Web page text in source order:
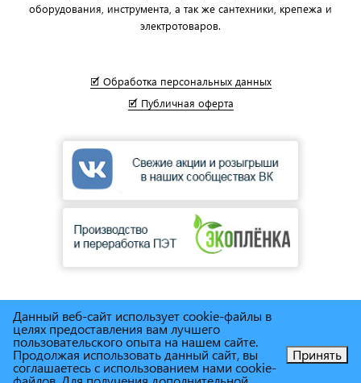
оборудования, инструмента, а так же сантехники, крепежа и
электротоваров.
🗹 Обработка персональных данных
🗹 Публичная оферта
© Сеть магазинов инструмента и техники
Снабженец"1995г. - 2025г.
Позвоните нам!
Данный веб-сайт использует cookie-файлы в
целях предоставления вам лучшего
пользовательского опыта на нашем сайте.
Продолжая использовать данный сайт, вы
соглашаетесь с использованием нами cookie-
Принять